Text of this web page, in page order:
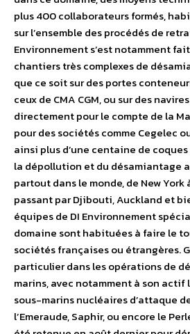
plus 400 collaborateurs formés,
sur l’ensemble des procédés de
Environnement s’est notamment
chantiers très complexes de
que ce soit sur des portes
ceux de CMA CGM, ou sur des
directement pour le compte de la
pour des sociétés comme Cegelec
ainsi plus d’une centaine de
la dépollution et du désamiantage
partout dans le monde, de New York
passant par Djibouti, Auckland et
équipes de DI Environnement
domaine sont habituées à faire le
sociétés françaises ou étrangères.
particulier dans les opérations de
marins, avec notamment à son
sous-marins nucléaires d’attaque
l’Emeraude, Saphir, ou encore le